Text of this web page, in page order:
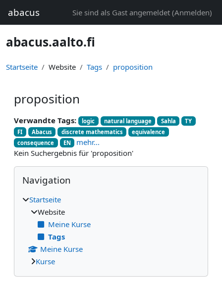
abacus Sie sind als Gast angemeldet (Anmelden)
abacus.aalto.fi
Startseite Website Tags proposition
proposition
Verwandte Tags: logic natural language Sahla
TY
FI
Abacus discrete mathematics
equivalence
consequence
EN
mehr...
Kein Suchergebnis für 'proposition'
Blöcke
Navigation überspringen
Navigation
Startseite
Website
Meine Kurse
Tags
Meine Kurse
Kurse